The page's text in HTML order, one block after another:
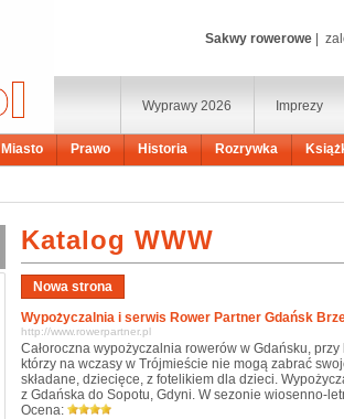
Sakwy rowerowe
Imprezy
Wyprawy 2026
Miasto Prawo Historia Rozrywka
Katalog WWW
Wypożyczalnia i serwis Rower Partner Gdańsk
http://www.rowerpartner.pl
Całoroczna wypożyczalnia rowerów w Gdańsku,
którzy na wczasy w Trójmieście nie mogą zabrać
składane, dziecięce, z fotelikiem dla dzieci.
z Gdańska do Sopotu, Gdyni. W sezonie wiosenno-
Ocena: